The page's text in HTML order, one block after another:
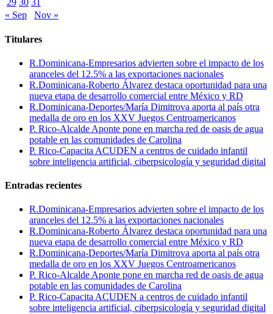
29 30 31
« Sep
Nov »
Titulares
R.Dominicana-Empresarios advierten sobre el impacto de los
aranceles del 12.5% a las exportaciones nacionales
R.Dominicana-Roberto Álvarez destaca oportunidad para una
nueva etapa de desarrollo comercial entre México y RD
R.Dominicana-Deportes/María Dimitrova aporta al país otra
medalla de oro en los XXV Juegos Centroamericanos
P. Rico-Alcalde Aponte pone en marcha red de oasis de agua
potable en las comunidades de Carolina
P. Rico-Capacita ACUDEN a centros de cuidado infantil
sobre inteligencia artificial, ciberpsicología y seguridad digital
Entradas recientes
R.Dominicana-Empresarios advierten sobre el impacto de los
aranceles del 12.5% a las exportaciones nacionales
R.Dominicana-Roberto Álvarez destaca oportunidad para una
nueva etapa de desarrollo comercial entre México y RD
R.Dominicana-Deportes/María Dimitrova aporta al país otra
medalla de oro en los XXV Juegos Centroamericanos
P. Rico-Alcalde Aponte pone en marcha red de oasis de agua
potable en las comunidades de Carolina
P. Rico-Capacita ACUDEN a centros de cuidado infantil
sobre inteligencia artificial, ciberpsicología y seguridad digital